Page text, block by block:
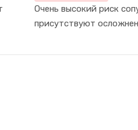
Очень высокий риск
присутствуют